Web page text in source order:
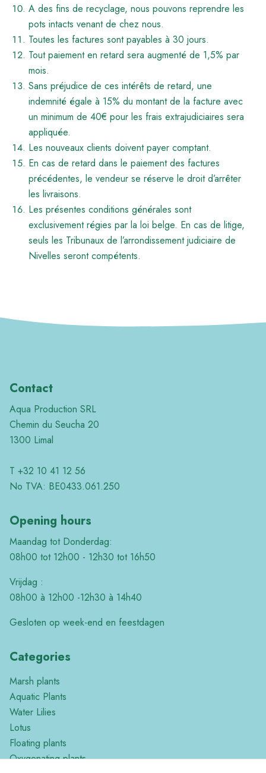
A des fins de recyclage, nous pouvons reprendre les
pots intacts venant de chez nous.
Toutes les factures sont payables à 30 jours.
Tout paiement en retard sera augmenté de 1,5% par
mois.
Sans préjudice de ces intérêts de retard, une
indemnité égale à 15% du montant de la facture avec
un minimum de 40€ pour les frais extrajudiciaires sera
appliquée.
Les nouveaux clients doivent payer comptant.
En cas de retard dans le paiement des factures
précédentes, le vendeur se réserve le droit d’arrêter
les livraisons.
Les présentes conditions générales sont
exclusivement régies par la loi belge. En cas de litige,
seuls les Tribunaux de l’arrondissement judiciaire de
Nivelles seront compétents.
Contact
Aqua Production SRL
Chemin du Seucha 20
1300 Limal
T +32 10 41 12 56
No TVA: BE0433.061.250
Opening hours
Maandag tot Donderdag:
08h00 tot 12h00 - 12h30 tot 16h50
Vrijdag :
08h00 à 12h00 -12h30 à 14h40
Gesloten op week-end en feestdagen
Categories
Marsh plants
Aquatic Plants
Water Lilies
Lotus
Floating plants
Oxygenating plants